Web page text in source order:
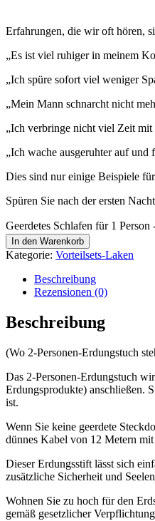
Erfahrungen, die wir oft hören,
„Es ist viel ruhiger in meinem
„Ich spüre sofort viel weniger
„Mein Mann schnarcht nicht
„Ich verbringe nicht viel Zeit
„Ich wache ausgeruhter auf und
Dies sind nur einige Beispiele
Spüren Sie nach der ersten
Geerdetes Schlafen für 1
In den Warenkorb
Kategorie: Vorteilsets-Laken
Beschreibung
Rezensionen (0)
Beschreibung
(Wo 2-Personen-Erdungstuch
Das 2-Personen-Erdungstuch
Erdungsprodukte) anschließen.
ist.
Wenn Sie keine geerdete
dünnes Kabel von 12 Metern
Dieser Erdungsstift lässt sich
zusätzliche Sicherheit und
Wohnen Sie zu hoch für den
gemäß gesetzlicher